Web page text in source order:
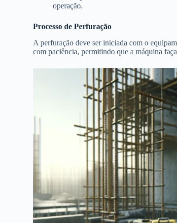
operação.
Processo de Perfuração
A perfuração deve ser iniciada com o
com paciência, permitindo que a máquina